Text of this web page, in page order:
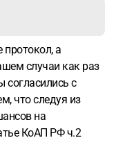
протокол, а
случаи как раз
согласились с
что следуя из
на
КоАП РФ ч.2